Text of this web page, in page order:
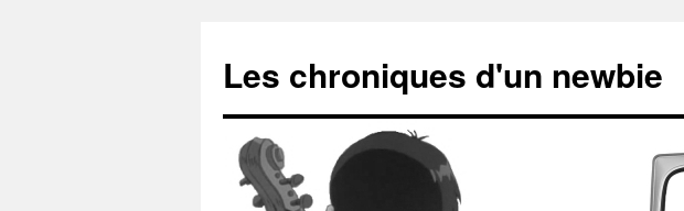
Les chroniques d'un newbie